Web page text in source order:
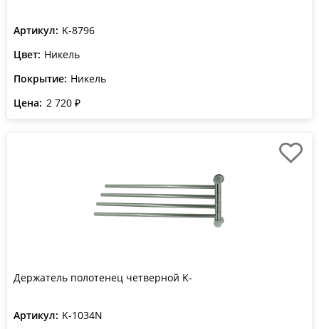
Артикул: K-8796
Цвет: Никель
Покрытие: Никель
Цена: 2 720 ₽
Держатель полотенец четверной K-
Артикул: K-1034N